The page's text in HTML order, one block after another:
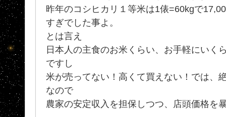
昨年のコシヒカリ１等米は1俵=60kgで
すぎでした事よ。
とは言え
日本人の主食のお米くらい、お手軽にいく
ですし
米が売ってない！高くて買えない！では、
なので
農家の安定収入を担保しつつ、店頭価格を